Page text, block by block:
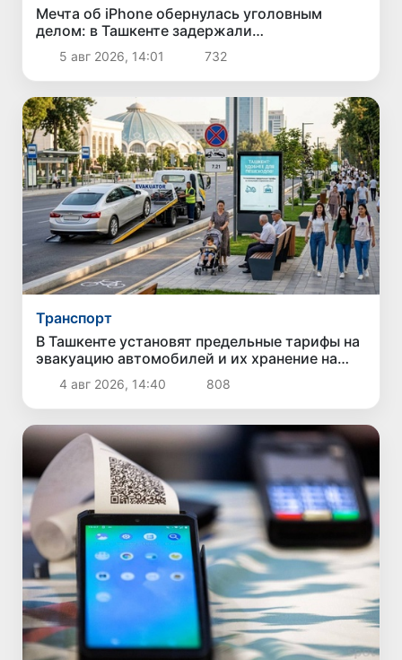
Мечта об iPhone обернулась уголовным
делом: в Ташкенте задержали
подозреваемого в краже дорогого
смартфона
5 авг 2026, 14:01 732
Транспорт
В Ташкенте установят предельные тарифы на
эвакуацию автомобилей и их хранение на
штрафстоянках
4 авг 2026, 14:40 808